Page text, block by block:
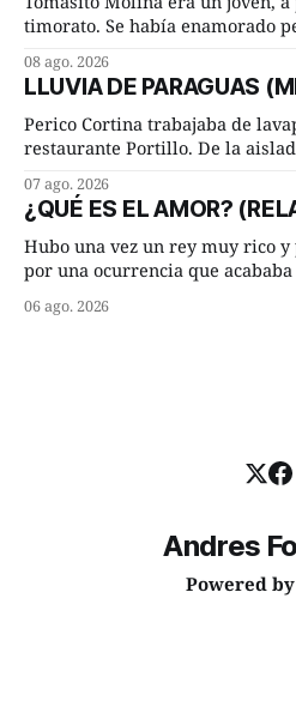
Brasil y
timorato. Se había enamorado
ambos les iba de maravilla.
discrepancia en un deseo
Lucía Arriate quería que ellos
08 ago. 2026
LLUVIA DE PARAGUAS
Perico Cortina trabajaba de
restaurante Portillo. De la
cuarto de hora andando a buen paso. Cierta
terminada su jornada laboral
morada cundo comenzó a llover
07 ago. 2026
¿QUÉ ES EL AMOR?
Hubo una vez un rey muy rico
por una ocurrencia que
Dime, hombre sabio, ¿qué es el
06 ago. 2026
Andres
Powered by